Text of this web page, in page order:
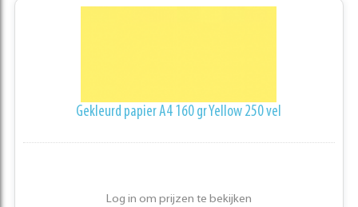
Gekleurd papier A4 160 gr Yellow 250 vel
Log in om prijzen te bekijken